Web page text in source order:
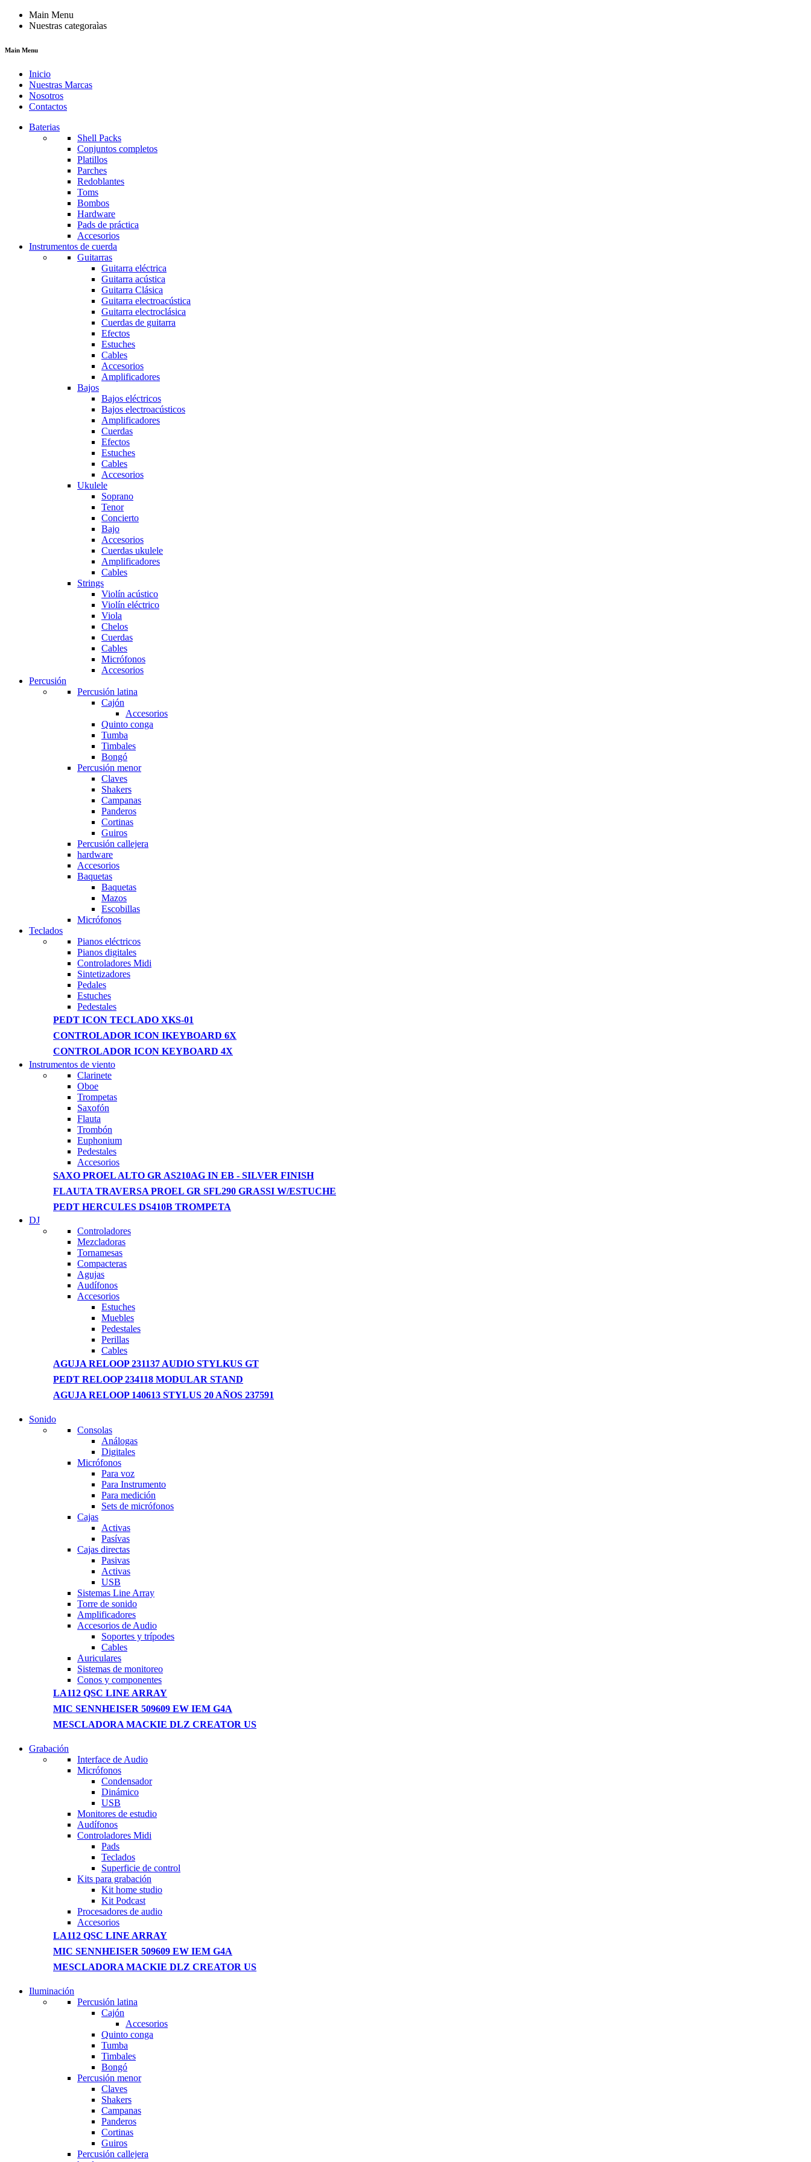
Main Menu
Nuestras categoraìas
Main Menu
Inicio
Nuestras Marcas
Nosotros
Contactos
Baterias
Shell Packs
Conjuntos completos
Platillos
Parches
Redoblantes
Toms
Bombos
Hardware
Pads de práctica
Accesorios
Instrumentos de cuerda
Guitarras
Guitarra eléctrica
Guitarra acústica
Guitarra Clásica
Guitarra electroacústica
Guitarra electroclásica
Cuerdas de guitarra
Efectos
Estuches
Cables
Accesorios
Amplificadores
Bajos
Bajos eléctricos
Bajos electroacústicos
Amplificadores
Cuerdas
Efectos
Estuches
Cables
Accesorios
Ukulele
Soprano
Tenor
Concierto
Bajo
Accesorios
Cuerdas ukulele
Amplificadores
Cables
Strings
Violín acústico
Violín eléctrico
Viola
Chelos
Cuerdas
Cables
Micrófonos
Accesorios
Percusión
Percusión latina
Cajón
Accesorios
Quinto conga
Tumba
Timbales
Bongó
Percusión menor
Claves
Shakers
Campanas
Panderos
Cortinas
Guiros
Percusión callejera
hardware
Accesorios
Baquetas
Baquetas
Mazos
Escobillas
Micrófonos
Teclados
Pianos eléctricos
Pianos digitales
Controladores Midi
Sintetizadores
Pedales
Estuches
Pedestales
PEDT ICON TECLADO XKS-01
CONTROLADOR ICON IKEYBOARD 6X
CONTROLADOR ICON KEYBOARD 4X
View more
Instrumentos de viento
Clarinete
Oboe
Trompetas
Saxofón
Flauta
Trombón
Euphonium
Pedestales
Accesorios
SAXO PROEL ALTO GR AS210AG IN EB - SILVER FINISH
FLAUTA TRAVERSA PROEL GR SFL290 GRASSI W/ESTUCHE
PEDT HERCULES DS410B TROMPETA
DJ
Controladores
Mezcladoras
Tornamesas
Compacteras
Agujas
Audífonos
Accesorios
Estuches
Muebles
Pedestales
Perillas
Cables
AGUJA RELOOP 231137 AUDIO STYLKUS GT
PEDT RELOOP 234118 MODULAR STAND
AGUJA RELOOP 140613 STYLUS 20 AÑOS 237591
TP 450X I7 THINKPAD
Shop Now
Sonido
Consolas
Análogas
Digitales
Micrófonos
Para voz
Para Instrumento
Para medición
Sets de micrófonos
Cajas
Activas
Pasívas
Cajas directas
Pasivas
Activas
USB
Sistemas Line Array
Torre de sonido
Amplificadores
Accesorios de Audio
Soportes y trípodes
Cables
Auriculares
Sistemas de monitoreo
Conos y componentes
LA112 QSC LINE ARRAY
MIC SENNHEISER 509609 EW IEM G4A
MESCLADORA MACKIE DLZ CREATOR US
GAMER CONTROLLER
Shop Now
Grabación
Interface de Audio
Micrófonos
Condensador
Dinámico
USB
Monitores de estudio
Audífonos
Controladores Midi
Pads
Teclados
Superficie de control
Kits para grabación
Kit home studio
Kit Podcast
Procesadores de audio
Accesorios
LA112 QSC LINE ARRAY
MIC SENNHEISER 509609 EW IEM G4A
MESCLADORA MACKIE DLZ CREATOR US
T50F 9KG/1200 SPIN
Shop Now
Iluminación
Percusión latina
Cajón
Accesorios
Quinto conga
Tumba
Timbales
Bongó
Percusión menor
Claves
Shakers
Campanas
Panderos
Cortinas
Guiros
Percusión callejera